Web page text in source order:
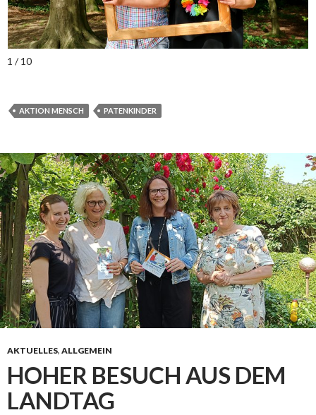
1 / 10
AKTION MENSCH PATENKINDER
AKTUELLES, ALLGEMEIN
HOHER BESUCH AUS DEM
LANDTAG